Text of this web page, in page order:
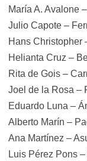
María A. Avalone
Julio Capote –
Hans Christopher
Helianta Cruz –
Rita de Gois –
Joel de la Rosa –
Eduardo Luna –
Alberto Marín –
Ana Martínez –
Luis Pérez Pons